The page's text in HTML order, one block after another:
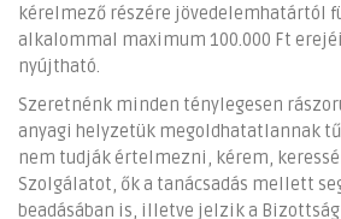
kérelmező részére jövedelemhatártól
alkalommal maximum 100.000 Ft
nyújtható.
Szeretnénk minden ténylegesen
anyagi helyzetük megoldhatatlannak
nem tudják értelmezni, kérem,
Szolgálatot, ők a tanácsadás mellett
beadásában is, illetve jelzik a